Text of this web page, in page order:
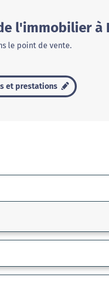
l'immobilier à
le point de vente.
et prestations